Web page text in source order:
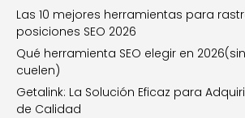
Las 10 mejores herramientas para
posiciones SEO 2026
Qué herramienta SEO elegir en
cuelen)
Getalink: La Solución Eficaz para
de Calidad